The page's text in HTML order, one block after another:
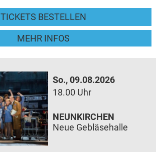
TICKETS BESTELLEN
MEHR INFOS
So., 09.08.2026
18.00 Uhr
NEUNKIRCHEN
Neue Gebläsehalle